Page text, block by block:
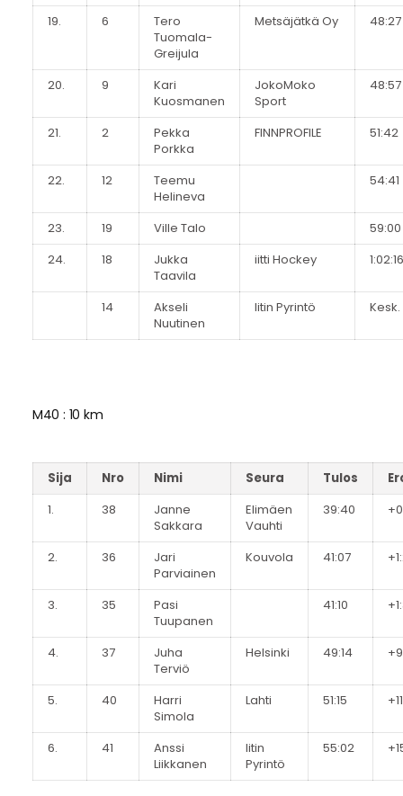
19. 6
Tero
Tuomala-
Greijula
Metsäjätkä Oy 48:27
20. 9
Kari
Kuosmanen
JokoMoko
Sport
48:57
21. 2
Pekka
Porkka
FINNPROFILE 51:42
22. 12
Teemu
Helineva
54:41
23. 19 Ville Talo
59:00
24.
18
Jukka
Taavila
iitti Hockey 1:02:16
14
Akseli
Nuutinen
Iitin Pyrintö Kesk.
M40 : 10 km
Sija Nro Nimi Seura Tulos
1.
38
Janne
Sakkara
Elimäen
Vauhti
39:40 +0
2. 36
Jari
Parviainen
Kouvola 41:07
3. 35
Pasi
Tuupanen
41:10
4. 37
Juha
Terviö
Helsinki 49:14
5. 40
Harri
Simola
Lahti 51:15
6. 41
Anssi
Liikkanen
Iitin
Pyrintö
55:02